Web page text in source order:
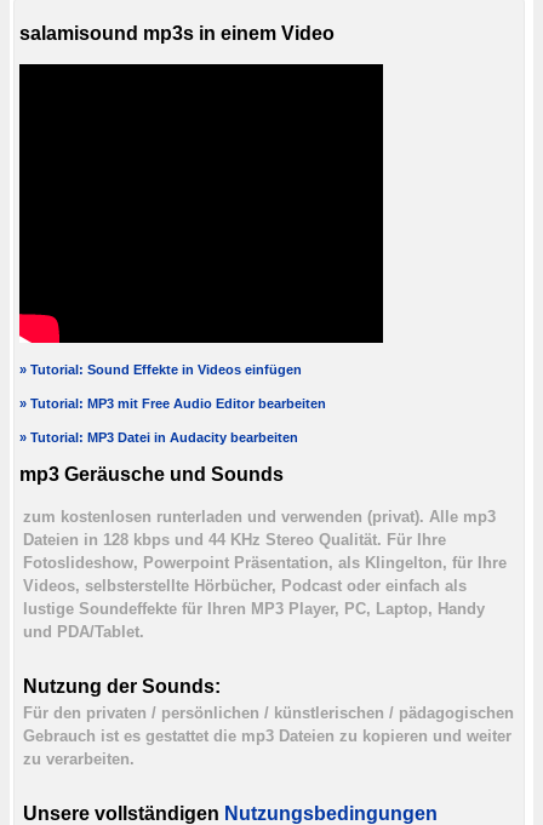
salamisound mp3s in einem Video
» Tutorial: Sound Effekte in Videos einfügen
» Tutorial: MP3 mit Free Audio Editor bearbeiten
» Tutorial: MP3 Datei in Audacity bearbeiten
mp3 Geräusche und Sounds
zum kostenlosen runterladen und verwenden (privat). Alle mp3
Dateien in 128 kbps und 44 KHz Stereo Qualität. Für Ihre
Fotoslideshow, Powerpoint Präsentation, als Klingelton, für Ihre
Videos, selbsterstellte Hörbücher, Podcast oder einfach als
lustige Soundeffekte für Ihren MP3 Player, PC, Laptop, Handy
und PDA/Tablet.
Nutzung der Sounds:
Für den privaten / persönlichen / künstlerischen / pädagogischen
Gebrauch ist es gestattet die mp3 Dateien zu kopieren und weiter
zu verarbeiten.
Unsere vollständigen Nutzungsbedingungen